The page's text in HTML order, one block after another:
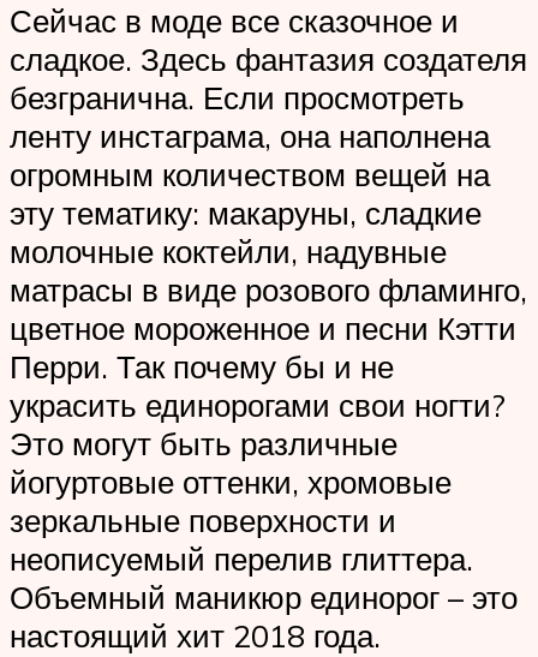
Сейчас в моде все сказочное и
сладкое. Здесь фантазия создателя
безгранична. Если просмотреть
ленту инстаграма, она наполнена
огромным количеством вещей на
эту тематику: макаруны, сладкие
молочные коктейли, надувные
матрасы в виде розового фламинго,
цветное мороженное и песни Кэтти
Перри. Так почему бы и не
украсить единорогами свои ногти?
Это могут быть различные
йогуртовые оттенки, хромовые
зеркальные поверхности и
неописуемый перелив глиттера.
Объемный маникюр единорог – это
настоящий хит 2018 года.